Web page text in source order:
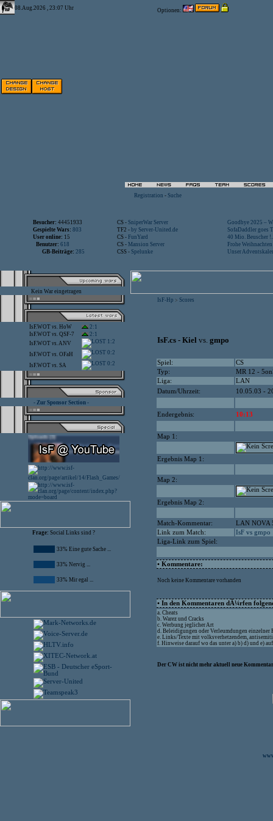
08.Aug.2026 , 23:07 Uhr Optionen:
Registration - Suche
Besucher: 44451933 CS - SniperWar Server
Goodbye 2025 –
Gespielte Wars: 803 TF2 - by Server-United.de
SofaDaddler goes
User online: 15 CS - FunYard
40 Mio. Beuscher
Benutzer: 618 CS - Mansion Server
Frohe
GB-Beiträge: 285 CSS - Spelunke Unser
Kein War eingetragen
IsF.WOT vs. HoW
2:1
IsF.WOT vs. QSF-7
2:1
IsF.WOT vs.ANV 1:2
IsF.WOT vs. OFaH 0:2
IsF.WOT vs. SA 0:2
- Zur Sponsor Section -
Frage: Social Links sind ?
33% Eine gute Sache ...
33% Nervig ...
33% Mir egal ...
IsF-Hp > Scores
IsF.cs - Kiel vs. gmpo
Spiel:
CS
Typ:
MR 12 -
Liga:
LAN
Datum/Uhrzeit:
10.05.03 -
Endergebnis: 10:13
Map 1:
Ergebnis Map 1:
Map 2:
Ergebnis Map 2:
Match-Kommentar:
LAN NOVA
Link zum Match:
IsF vs gmpo
Liga-Link zum Spiel:
• Kommentare:
Noch keine Kommentare vorhanden
• In den Kommentaren dÃ¼rfen
a. Cheats
b. Warez und Cracks
c. Werbung jeglicher Art
d. Beleidigungen oder Verleumdungen einzelner
e. Links/Texte mit volksverhetzendem,
f. Hinweise darauf wo das unter a) b) d) und e)
Der CW ist nicht mehr aktuell neue